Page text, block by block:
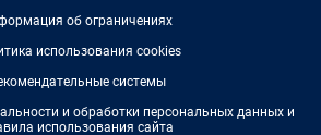
об ограничениях
использования cookies
системы
и обработки персональных данных и
использования сайта